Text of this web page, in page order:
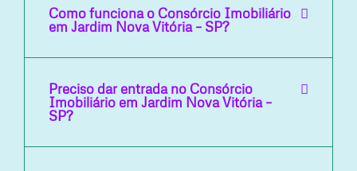
Como funciona o Consórcio Imobiliário
em Jardim Nova Vitória – SP?
Preciso dar entrada no Consórcio
Imobiliário em Jardim Nova Vitória –
SP?